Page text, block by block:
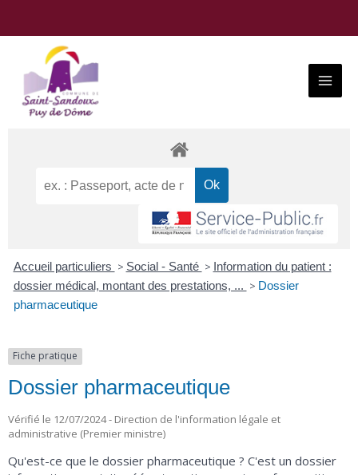
Menu
Accueil particuliers > Social - Santé > Information du patient :
dossier médical, montant des prestations, ... > Dossier
pharmaceutique
Fiche pratique
Dossier pharmaceutique
Vérifié le 12/07/2024 - Direction de l'information légale et
administrative (Premier ministre)
Qu'est-ce que le dossier pharmaceutique ? C'est un dossier